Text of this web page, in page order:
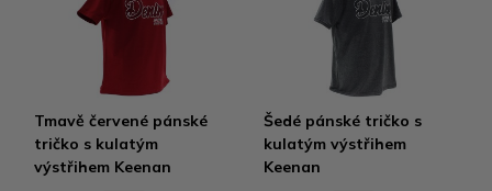
Tmavě červené pánské
tričko s kulatým
výstřihem Keenan
Šedé pánské tričko s
kulatým výstřihem
Keenan